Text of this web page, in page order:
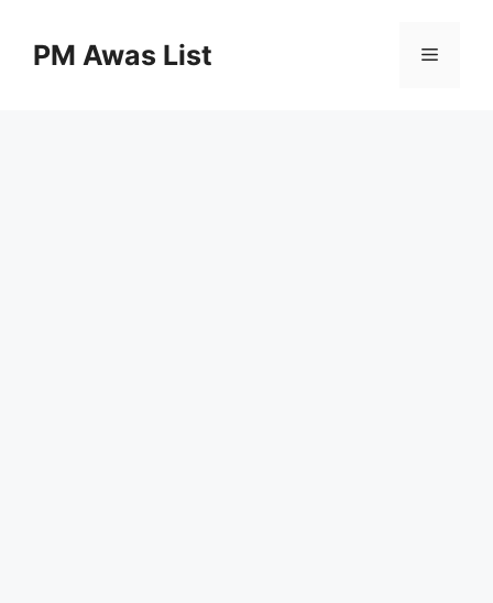
PM Awas List Menu